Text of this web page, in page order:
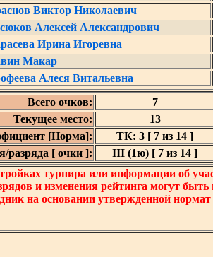
Виктор Николаевич
Алексей Александрович
Ирина Игоревна
Макар
Алеся Витальевна
Всего очков:
7
Текущее место:
13
[Норма]:
ТК: 3 [ 7 из 14 ]
разряда [ очки ]:
III (1ю) [ 7 из 14 ]
турнира или информации об
и изменения рейтинга могут
на основании утвержденной нормат